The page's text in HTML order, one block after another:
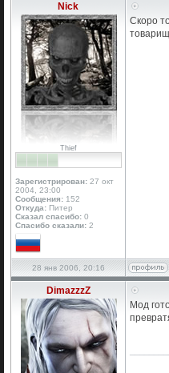
Nick
Thief
Зарегистрирован: 27 окт
2004, 23:00
Сообщения: 152
Откуда: Питер
Сказал спасибо: 0
Спасибо сказали: 2
Скоро
28 янв 2006, 20:16
DimazzzZ
Мод